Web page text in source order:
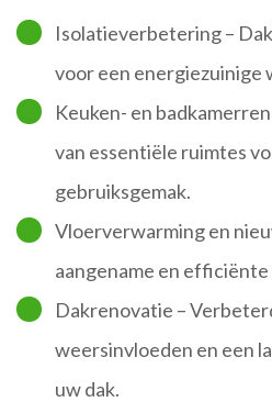
Isolatieverbetering –
voor een energiezuinige
Keuken- en
van essentiële ruimtes
gebruiksgemak.
Vloerverwarming en
aangename en
Dakrenovatie –
weersinvloeden en een
uw dak.